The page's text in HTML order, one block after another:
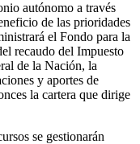
autónomo a través
de las prioridades
el Fondo para la
recaudo del Impuesto
de la Nación, la
y aportes de
la cartera que dirige
se gestionarán